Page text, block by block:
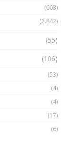
(603)
(2.842)
(55)
(106)
(53)
(4)
(4)
(17)
(6)